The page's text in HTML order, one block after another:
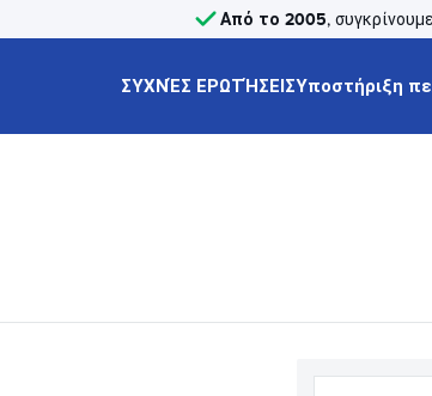
Από το 2005,
ΣΥΧΝΈΣ ΕΡΩΤΉΣΕΙΣΥποστήριξη